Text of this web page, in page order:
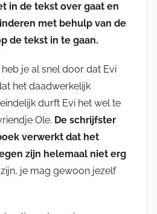
in de tekst over gaat en
met behulp van de
de tekst in te gaan.
je al snel door dat Evi
het daadwerkelijk
durft Evi het wel te
Ole. De schrijfster
verwerkt dat het
zijn helemaal niet erg
je mag gewoon jezelf